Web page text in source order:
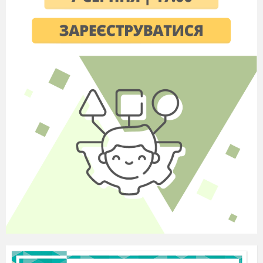
Приклад: Додатні- +5; +100; +0,8; 4,5.(знак +
може і не ставитись)
Від’ємні - -9; -20; -7,8; -1/2.
Крім додатніх і від’ємних , є поняття «
недодатні», «невід’ємні».
« недодатні»- -8; -35 і0.
«невід’ємні»- +8; +45 і0.
Вчитель демонструє де використовуються
від’ємні числа.